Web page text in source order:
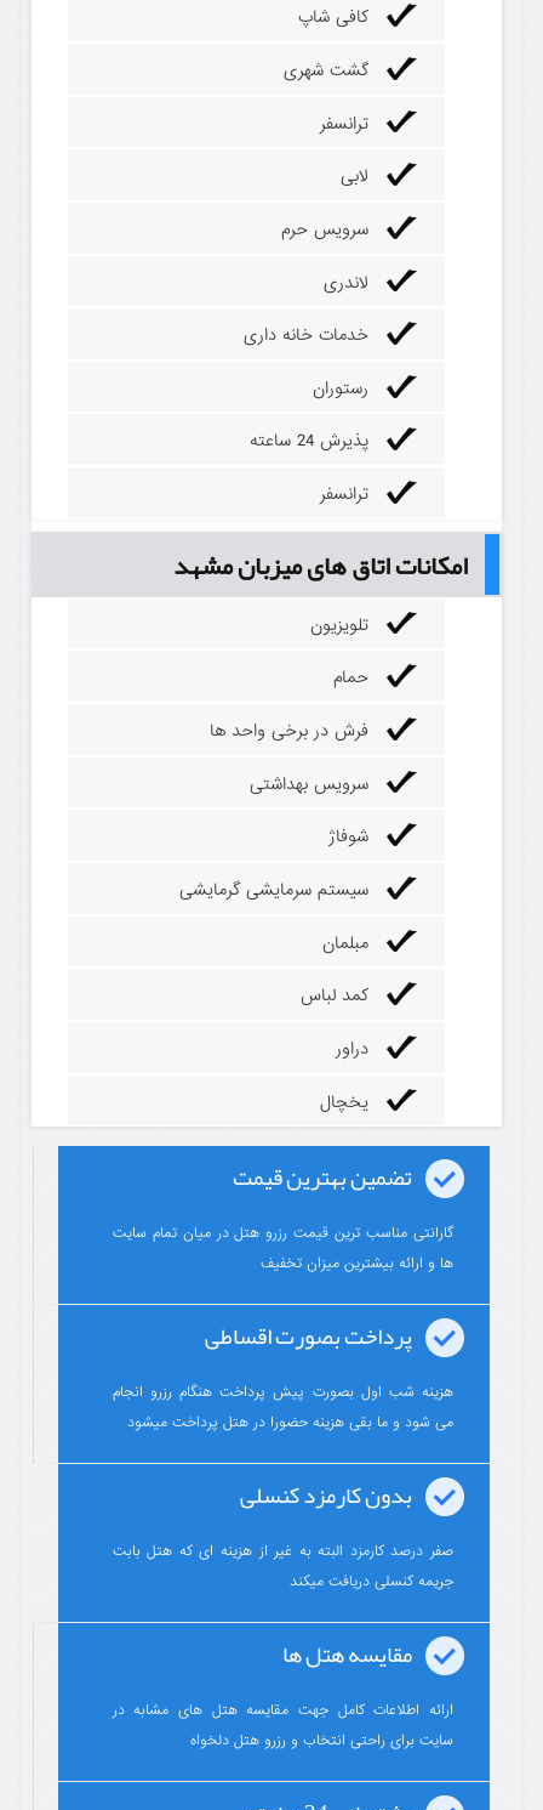
کافی شاپ
گشت شهری
ترانسفر
لابی
سرویس حرم
لاندری
خدمات خانه داری
رستوران
پذیرش 24 ساعته
ترانسفر
امکانات اتاق های میزبان مشهد
تلویزیون
حمام
فرش در برخی واحد ها
سرویس بهداشتی
شوفاژ
سیستم سرمایشی گرمایشی
مبلمان
کمد لباس
دراور
یخچال
تضمین بهترین قیمت
گارانتی مناسب ترین قیمت رزرو هتل در میان تمام سایت
ها و ارائه بیشترین میزان تخفیف
پرداخت بصورت اقساطی
هزینه شب اول بصورت پیش پرداخت هنگام رزرو انجام
می شود و ما بقی هزینه حضورا در هتل پرداخت میشود
بدون کارمزد کنسلی
صفر درصد کارمزد البته به غیر از هزینه ای که هتل بابت
جریمه کنسلی دریافت میکند
مقایسه هتل ها
ارائه اطلاعات کامل جهت مقایسه هتل های مشابه در
سایت برای راحتی انتخاب و رزرو هتل دلخواه